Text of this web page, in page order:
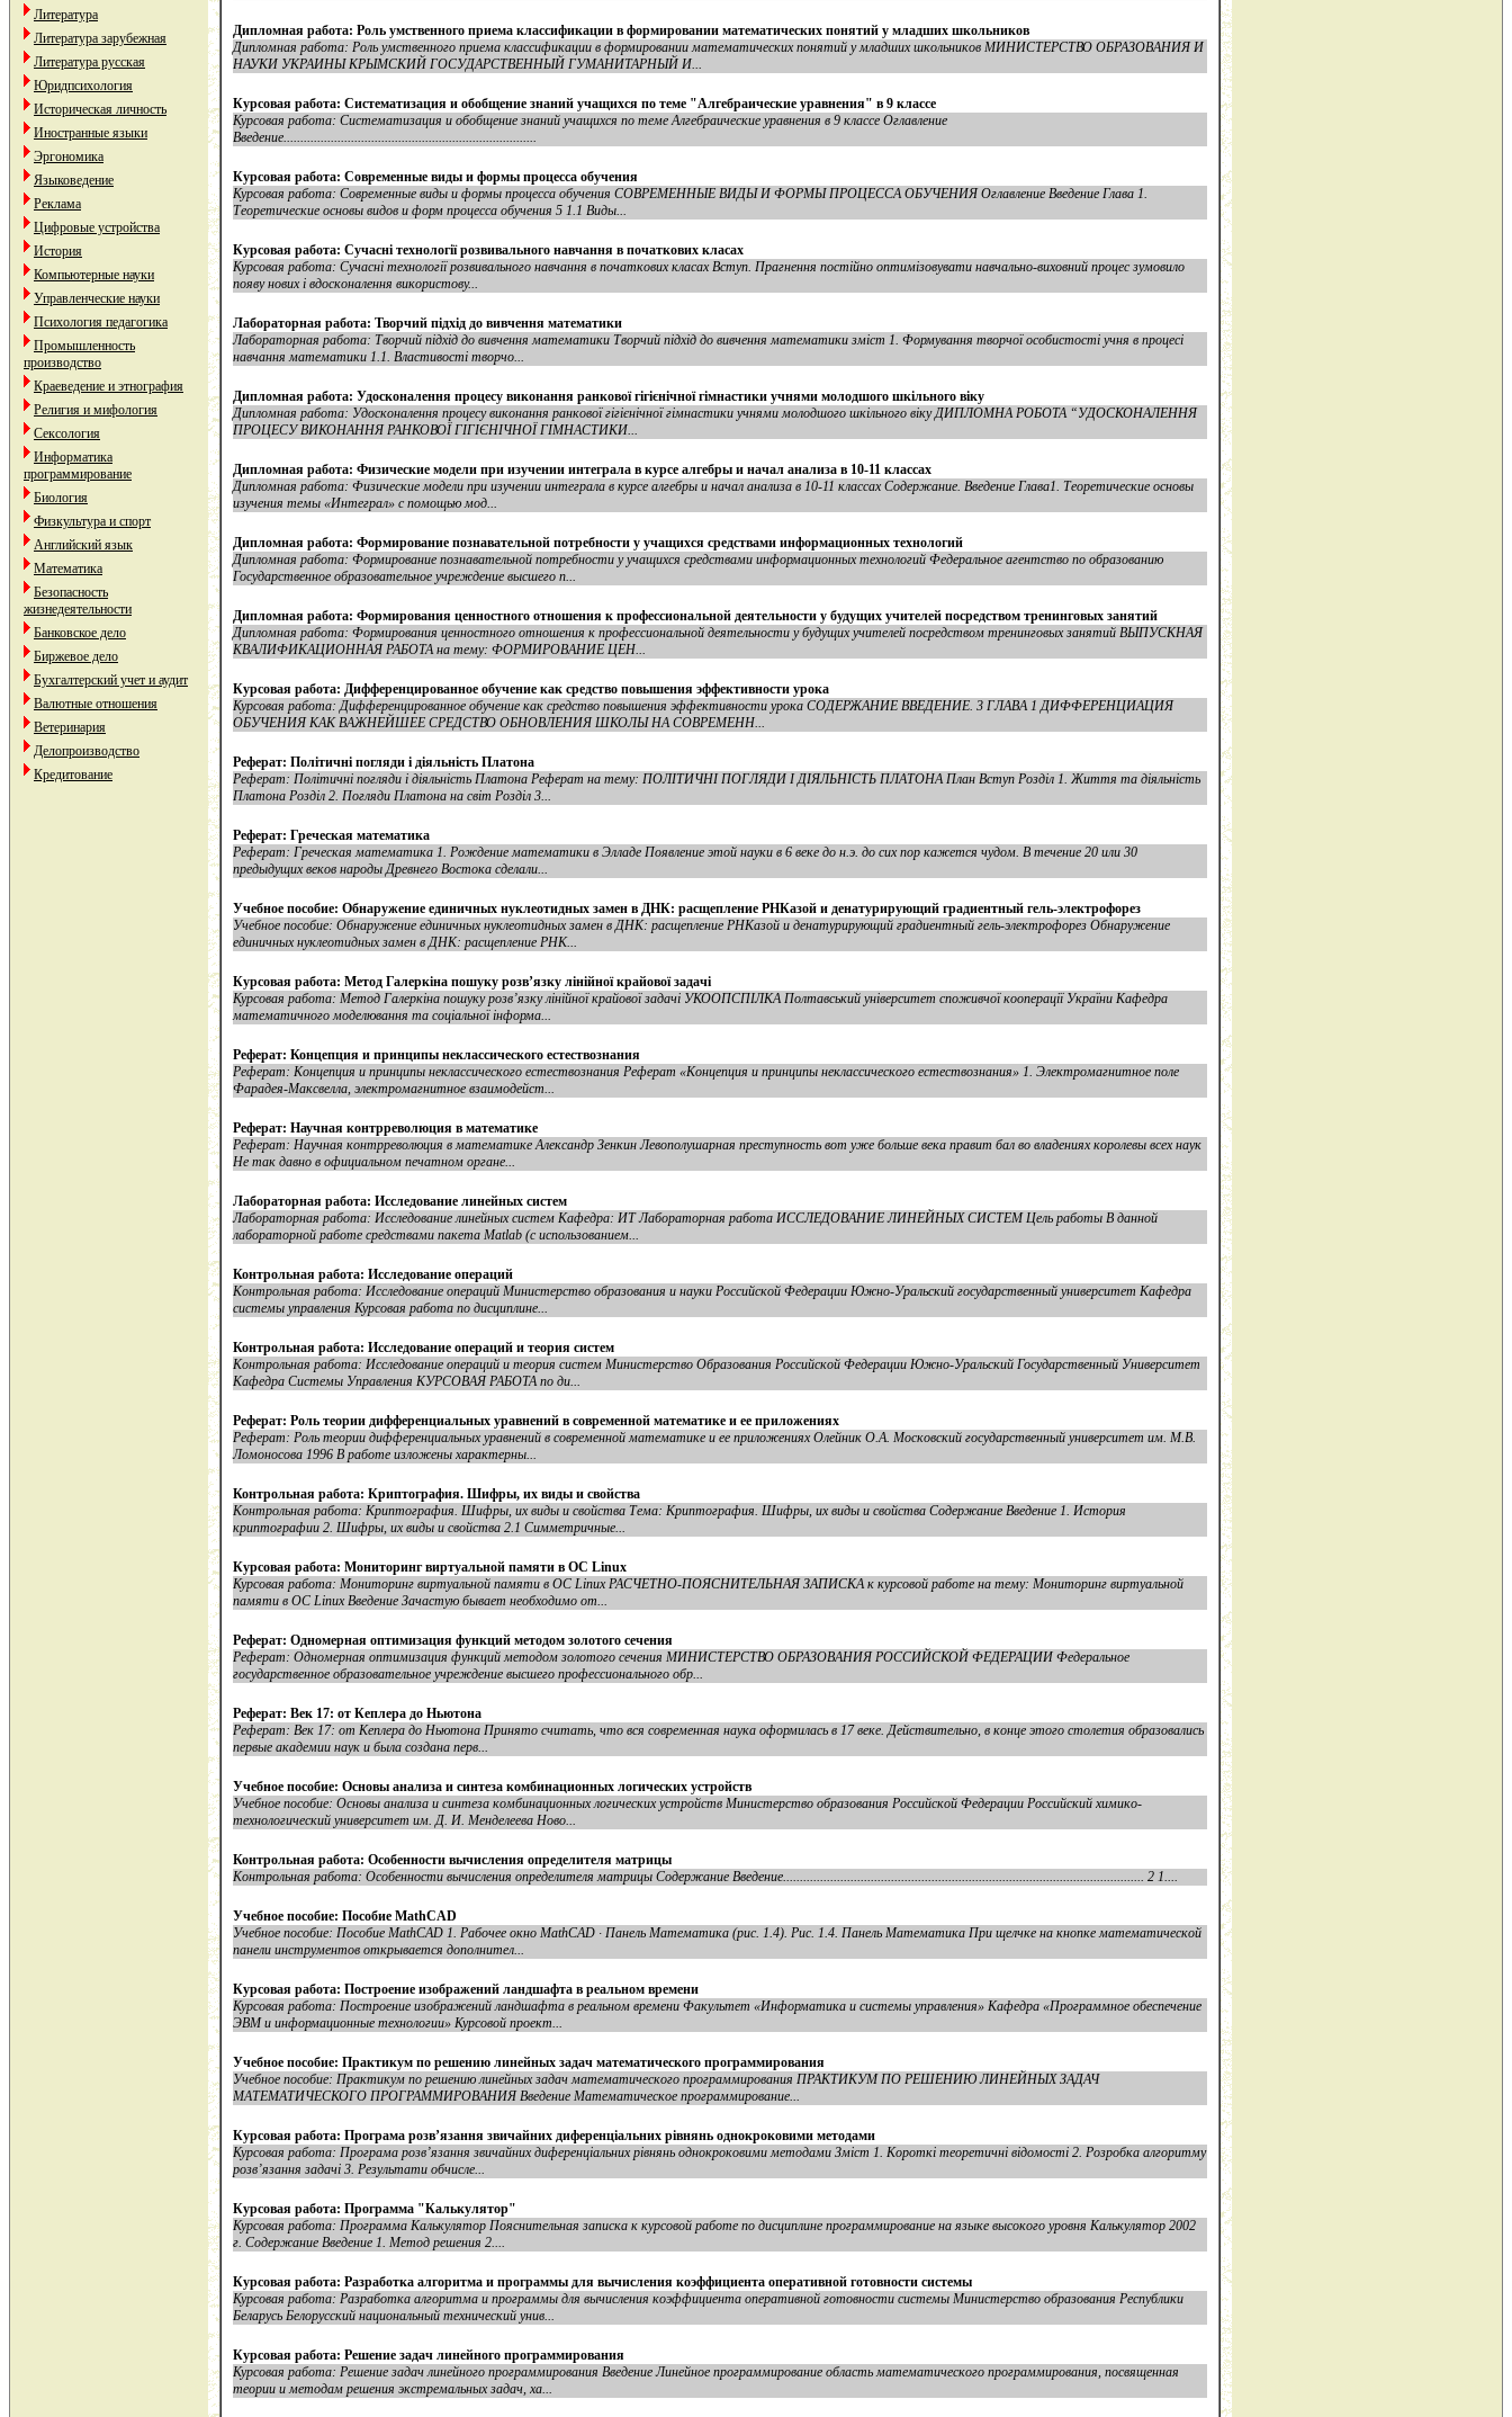
Литература
Литература зарубежная
Литература русская
Юридпсихология
Историческая личность
Иностранные языки
Эргономика
Языковедение
Реклама
Цифровые устройства
История
Компьютерные науки
Управленческие науки
Психология педагогика
Промышленность
производство
Краеведение и этнография
Религия и мифология
Сексология
Информатика
программирование
Биология
Физкультура и спорт
Английский язык
Математика
Безопасность
жизнедеятельности
Банковское дело
Биржевое дело
Бухгалтерский учет и аудит
Валютные отношения
Ветеринария
Делопроизводство
Кредитование
Дипломная работа: Роль умственного приема классификации в формировании математических понятий у младших школьников
Дипломная работа: Роль умственного приема классификации в формировании математических понятий у младших школьников МИНИСТЕРСТВО ОБРАЗОВАНИЯ И
НАУКИ УКРАИНЫ КРЫМСКИЙ ГОСУДАРСТВЕННЫЙ ГУМАНИТАРНЫЙ И...
Курсовая работа: Систематизация и обобщение знаний учащихся по теме "Алгебраические уравнения" в 9 классе
Курсовая работа: Систематизация и обобщение знаний учащихся по теме Алгебраические уравнения в 9 классе Оглавление
Введение...........................................................................
Курсовая работа: Современные виды и формы процесса обучения
Курсовая работа: Современные виды и формы процесса обучения СОВРЕМЕННЫЕ ВИДЫ И ФОРМЫ ПРОЦЕССА ОБУЧЕНИЯ Оглавление Введение Глава 1.
Теоретические основы видов и форм процесса обучения 5 1.1 Виды...
Курсовая работа: Сучасні технології розвивального навчання в початкових класах
Курсовая работа: Сучасні технології розвивального навчання в початкових класах Вступ. Прагнення постійно оптимізовувати навчально-ви­ховний процес зумовило
появу нових і вдосконалення використову...
Лабораторная работа: Творчий підхід до вивчення математики
Лабораторная работа: Творчий підхід до вивчення математики Творчий підхід до вивчення математики зміст 1. Формування творчої особистості учня в процесі
навчання математики 1.1. Властивості творчо...
Дипломная работа: Удосконалення процесу виконання ранкової гігієнічної гімнастики учнями молодшого шкільного віку
Дипломная работа: Удосконалення процесу виконання ранкової гігієнічної гімнастики учнями молодшого шкільного віку ДИПЛОМНА РОБОТА “УДОСКОНАЛЕННЯ
ПРОЦЕСУ ВИКОНАННЯ РАНКОВОЇ ГІГІЄНІЧНОЇ ГІМНАСТИКИ...
Дипломная работа: Физические модели при изучении интеграла в курсе алгебры и начал анализа в 10-11 классах
Дипломная работа: Физические модели при изучении интеграла в курсе алгебры и начал анализа в 10-11 классах Содержание. Введение Глава1. Теоретические основы
изучения темы «Интеграл» с помощью мод...
Дипломная работа: Формирование познавательной потребности у учащихся средствами информационных технологий
Дипломная работа: Формирование познавательной потребности у учащихся средствами информационных технологий Федеральное агентство по образованию
Государственное образовательное учреждение высшего п...
Дипломная работа: Формирования ценностного отношения к профессиональной деятельности у будущих учителей посредством тренинговых занятий
Дипломная работа: Формирования ценностного отношения к профессиональной деятельности у будущих учителей посредством тренинговых занятий ВЫПУСКНАЯ
КВАЛИФИКАЦИОННАЯ РАБОТА на тему: ФОРМИРОВАНИЕ ЦЕН...
Курсовая работа: Дифференцированное обучение как средство повышения эффективности урока
Курсовая работа: Дифференцированное обучение как средство повышения эффективности урока СОДЕРЖАНИЕ ВВЕДЕНИЕ. 3 ГЛАВА 1 ДИФФЕРЕНЦИАЦИЯ
ОБУЧЕНИЯ КАК ВАЖНЕЙШЕЕ СРЕДСТВО ОБНОВЛЕНИЯ ШКОЛЫ НА СОВРЕМЕНН...
Реферат: Політичні погляди і діяльність Платона
Реферат: Політичні погляди і діяльність Платона Реферат на тему: ПОЛІТИЧНІ ПОГЛЯДИ І ДІЯЛЬНІСТЬ ПЛАТОНА План Вступ Розділ 1. Життя та діяльність
Платона Розділ 2. Погляди Платона на світ Розділ 3...
Реферат: Греческая математика
Реферат: Греческая математика 1. Рождение математики в Элладе Появление этой науки в 6 веке до н.э. до сих пор кажется чудом. В течение 20 или 30
предыдущих веков народы Древнего Востока сделали...
Учебное пособие: Обнаружение единичных нуклеотидных замен в ДНК: расщепление РНКазой и денатурирующий градиентный гель-электрофорез
Учебное пособие: Обнаружение единичных нуклеотидных замен в ДНК: расщепление РНКазой и денатурирующий градиентный гель-электрофорез Обнаружение
единичных нуклеотидных замен в ДНК: расщепление РНК...
Курсовая работа: Метод Галеркіна пошуку розв’язку лінійної крайової задачі
Курсовая работа: Метод Галеркіна пошуку розв’язку лінійної крайової задачі УКООПСПІЛКА Полтавський університет споживчої кооперації України Кафедра
математичного моделювання та соціальної інформа...
Реферат: Концепция и принципы неклассического естествознания
Реферат: Концепция и принципы неклассического естествознания Реферат «Концепция и принципы неклассического естествознания» 1. Электромагнитное поле
Фарадея-Максвелла, электромагнитное взаимодейст...
Реферат: Научная контрреволюция в математике
Реферат: Научная контрреволюция в математике Александр Зенкин Левополушарная преступность вот уже больше века правит бал во владениях королевы всех наук
Не так давно в официальном печатном органе...
Лабораторная работа: Исследование линейных систем
Лабораторная работа: Исследование линейных систем Кафедра: ИТ Лабораторная работа ИССЛЕДОВАНИЕ ЛИНЕЙНЫХ СИСТЕМ Цель работы В данной
лабораторной работе средствами пакета Matlab (c использованием...
Контрольная работа: Исследование операций
Контрольная работа: Исследование операций Министерство образования и науки Российской Федерации Южно-Уральский государственный университет Кафедра
системы управления Курсовая работа по дисциплине...
Контрольная работа: Исследование операций и теория систем
Контрольная работа: Исследование операций и теория систем Министерство Образования Российской Федерации Южно-Уральский Государственный Университет
Кафедра Системы Управления КУРСОВАЯ РАБОТА по ди...
Реферат: Роль теории дифференциальных уравнений в современной математике и ее приложениях
Реферат: Роль теории дифференциальных уравнений в современной математике и ее приложениях Олейник О.А. Московский государственный университет им. М.В.
Ломоносова 1996 В работе изложены характерны...
Контрольная работа: Криптография. Шифры, их виды и свойства
Контрольная работа: Криптография. Шифры, их виды и свойства Тема: Криптография. Шифры, их виды и свойства Содержание Введение 1. История
криптографии 2. Шифры, их виды и свойства 2.1 Симметричные...
Курсовая работа: Мониторинг виртуальной памяти в ОС Linux
Курсовая работа: Мониторинг виртуальной памяти в ОС Linux РАСЧЕТНО-ПОЯСНИТЕЛЬНАЯ ЗАПИСКА к курсовой работе на тему: Мониторинг виртуальной
памяти в ОС Linux Введение Зачастую бывает необходимо от...
Реферат: Одномерная оптимизация функций методом золотого сечения
Реферат: Одномерная оптимизация функций методом золотого сечения МИНИСТЕРСТВО ОБРАЗОВАНИЯ РОССИЙСКОЙ ФЕДЕРАЦИИ Федеральное
государственное образовательное учреждение высшего профессионального обр...
Реферат: Век 17: от Кеплера до Ньютона
Реферат: Век 17: от Кеплера до Ньютона Принято считать, что вся современная наука оформилась в 17 веке. Действительно, в конце этого столетия образовались
первые академии наук и была создана перв...
Учебное пособие: Основы анализа и синтеза комбинационных логических устройств
Учебное пособие: Основы анализа и синтеза комбинационных логических устройств Министерство образования Российской Федерации Российский химико-
технологический университет им. Д. И. Менделеева Ново...
Контрольная работа: Особенности вычисления определителя матрицы
Контрольная работа: Особенности вычисления определителя матрицы Содержание Введение........................................................................................................... 2 1....
Учебное пособие: Пособие MathCAD
Учебное пособие: Пособие MathCAD 1. Рабочее окно MathCAD · Панель Математика (рис. 1.4). Рис. 1.4. Панель Математика При щелчке на кнопке математической
панели инструментов открывается дополнител...
Курсовая работа: Построение изображений ландшафта в реальном времени
Курсовая работа: Построение изображений ландшафта в реальном времени Факультет «Информатика и системы управления» Кафедра «Программное обеспечение
ЭВМ и информационные технологии» Курсовой проект...
Учебное пособие: Практикум по решению линейных задач математического программирования
Учебное пособие: Практикум по решению линейных задач математического программирования ПРАКТИКУМ ПО РЕШЕНИЮ ЛИНЕЙНЫХ ЗАДАЧ
МАТЕМАТИЧЕСКОГО ПРОГРАММИРОВАНИЯ Введение Математическое программирование...
Курсовая работа: Програма розв’язання звичайних диференціальних рівнянь однокроковими методами
Курсовая работа: Програма розв’язання звичайних диференціальних рівнянь однокроковими методами Зміст 1. Короткі теоретичні відомості 2. Розробка алгоритму
розв’язання задачі 3. Результати обчисле...
Курсовая работа: Программа "Калькулятор"
Курсовая работа: Программа Калькулятор Пояснительная записка к курсовой работе по дисциплине программирование на языке высокого уровня Калькулятор 2002
г. Содержание Введение 1. Метод решения 2....
Курсовая работа: Разработка алгоритма и программы для вычисления коэффициента оперативной готовности системы
Курсовая работа: Разработка алгоритма и программы для вычисления коэффициента оперативной готовности системы Министерство образования Республики
Беларусь Белорусский национальный технический унив...
Курсовая работа: Решение задач линейного программирования
Курсовая работа: Решение задач линейного программирования Введение Линейное программирование область математического программирования, посвященная
теории и методам решения экстремальных задач, ха...